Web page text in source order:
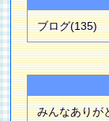
ブログ(135)
みんなありが